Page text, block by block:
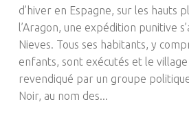
d’hiver en Espagne, sur les hauts
l’Aragon, une expédition punitive
Nieves. Tous ses habitants, y
enfants, sont exécutés et le
revendiqué par un groupe
Noir, au nom des...